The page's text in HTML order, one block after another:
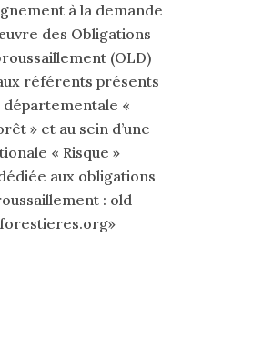
à la demande
des Obligations
(OLD)
référents présents
départementale «
» et au sein d’une
« Risque »
aux obligations
: old-